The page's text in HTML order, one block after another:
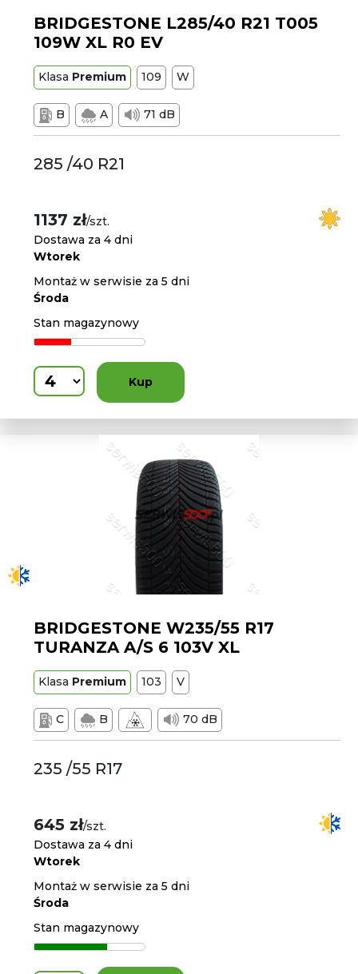
BRIDGESTONE L285/40 R21 T005
109W XL R0 EV
Klasa Premium 109 W
B A 71 dB
285 /40 R21
1137 zł/szt.
Dostawa za 4 dni
Wtorek
Montaż w serwisie za 5 dni
Środa
Stan magazynowy
Kup
BRIDGESTONE W235/55 R17
TURANZA A/S 6 103V XL
Klasa Premium 103 V
C B 70 dB
235 /55 R17
645 zł/szt.
Dostawa za 4 dni
Wtorek
Montaż w serwisie za 5 dni
Środa
Stan magazynowy